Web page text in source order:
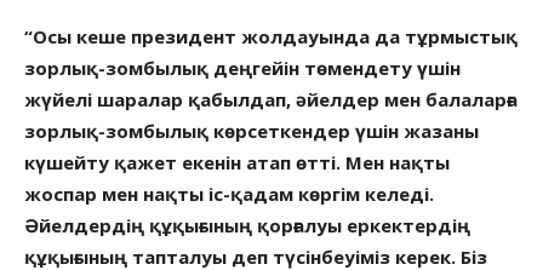
“Осы кеше президент жолдауында да тұрмыстық
зорлық-зомбылық деңгейін төмендету үшін
жүйелі шаралар қабылдап, әйелдер мен балаларға
зорлық-зомбылық көрсеткендер үшін жазаны
күшейту қажет екенін атап өтті. Мен нақты
жоспар мен нақты іс-қадам көргім келеді.
Әйелдердің құқығының қорғалуы еркектердің
құқығының тапталуы деп түсінбеуіміз керек. Біз